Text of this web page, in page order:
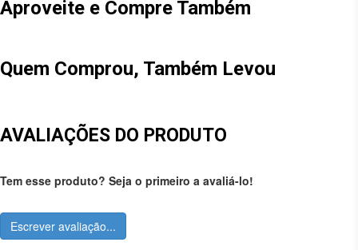
Aproveite e Compre Também
Quem Comprou, Também Levou
AVALIAÇÕES DO PRODUTO
Tem esse produto? Seja o primeiro a avaliá-lo!
Escrever avaliação...